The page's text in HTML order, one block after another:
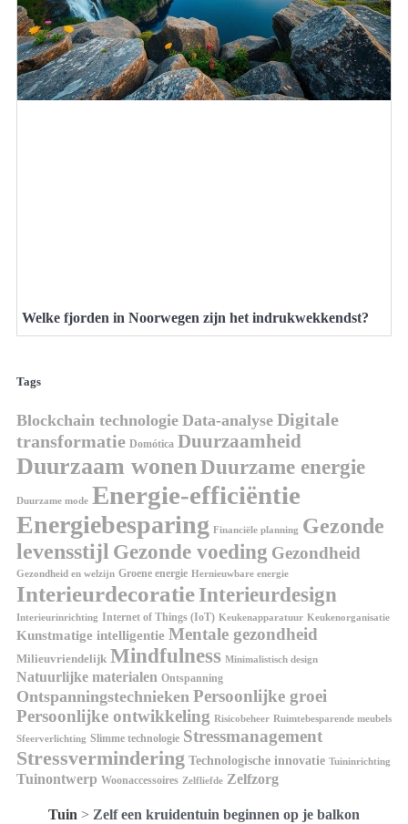
Welke fjorden in Noorwegen zijn het indrukwekkendst?
Tags
Blockchain technologie Data-analyse Digitale
transformatie Domótica Duurzaamheid
Duurzaam wonenDuurzame energie
Duurzame mode Energie-efficiëntie
Energiebesparing Financiële planning Gezonde
levensstijl Gezonde voeding Gezondheid
Gezondheid en welzijn Groene energie Hernieuwbare energie
InterieurdecoratieInterieurdesign
Interieurinrichting Internet of Things (IoT) Keukenapparatuur Keukenorganisatie
Kunstmatige intelligentie Mentale gezondheid
Milieuvriendelijk Mindfulness Minimalistisch design
Natuurlijke materialen Ontspanning
Ontspanningstechnieken Persoonlijke groei
Persoonlijke ontwikkeling Risicobeheer Ruimtebesparende meubels
Sfeerverlichting Slimme technologie Stressmanagement
Stressvermindering Technologische innovatie Tuininrichting
Tuinontwerp Woonaccessoires Zelfliefde Zelfzorg
Tuin > Zelf een kruidentuin beginnen op je balkon